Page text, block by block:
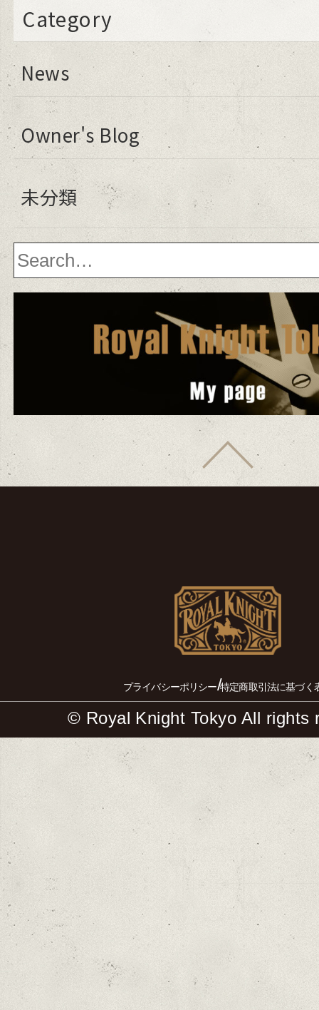
o
o
k
Category
News
Owner's Blog
未分類
プライバシーポリシー/特定商取引法に基づく
© Royal Knight Tokyo All rights